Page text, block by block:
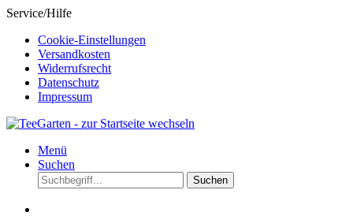
Service/Hilfe
Cookie-Einstellungen
Versandkosten
Widerrufsrecht
Datenschutz
Impressum
Menü
Suchen
Suchen